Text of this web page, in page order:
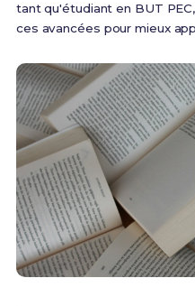
tant qu'étudiant en BUT
ces avancées pour mieux